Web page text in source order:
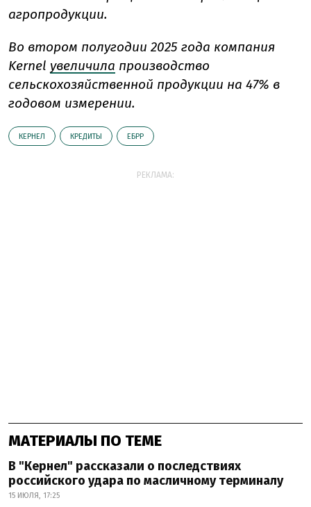
агропродукции.
Во втором полугодии 2025 года компания
Kernel увеличила производство
сельскохозяйственной продукции на 47% в
годовом измерении.
КЕРНЕЛ КРЕДИТЫ ЕБРР
РЕКЛАМА:
МАТЕРИАЛЫ ПО ТЕМЕ
В "Кернел" рассказали о последствиях
российского удара по масличному терминалу
15 ИЮЛЯ, 17:25